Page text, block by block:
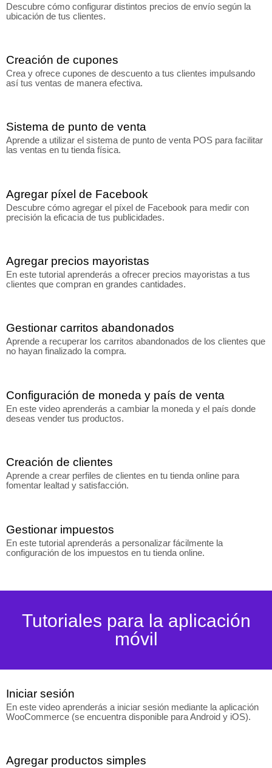
Descubre cómo configurar distintos precios de envío según la
ubicación de tus clientes.
Creación de cupones
Crea y ofrece cupones de descuento a tus clientes impulsando
así tus ventas de manera efectiva.
Sistema de punto de venta
Aprende a utilizar el sistema de punto de venta POS para facilitar
las ventas en tu tienda física.
Agregar píxel de Facebook
Descubre cómo agregar el píxel de Facebook para medir con
precisión la eficacia de tus publicidades.
Agregar precios mayoristas
En este tutorial aprenderás a ofrecer precios mayoristas a tus
clientes que compran en grandes cantidades.
Gestionar carritos abandonados
Aprende a recuperar los carritos abandonados de los clientes que
no hayan finalizado la compra.
Configuración de moneda y país de venta
En este video aprenderás a cambiar la moneda y el país donde
deseas vender tus productos.
Creación de clientes
Aprende a crear perfiles de clientes en tu tienda online para
fomentar lealtad y satisfacción.
Gestionar impuestos
En este tutorial aprenderás a personalizar fácilmente la
configuración de los impuestos en tu tienda online.
Tutoriales para la aplicación
móvil
Iniciar sesión
En este video aprenderás a iniciar sesión mediante la aplicación
WooCommerce (se encuentra disponible para Android y iOS).
Agregar productos simples